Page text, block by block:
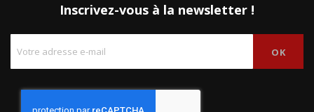
Inscrivez-vous à la newsletter !